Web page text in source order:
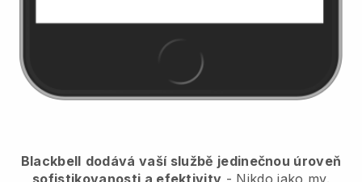
Blackbell dodává vaší službě jedinečnou úroveň
sofistikovanosti a efektivity - Nikdo jako my.